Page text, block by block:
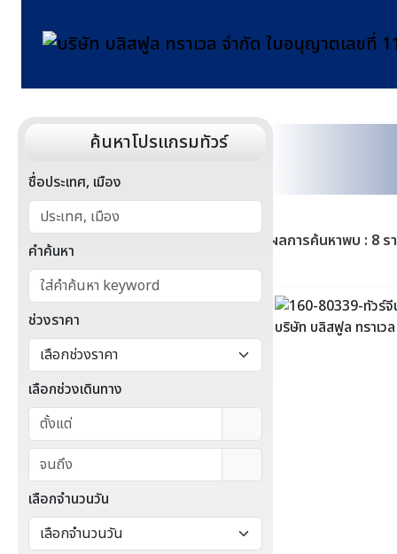
ค้นหาโปรแกรมทัวร์
ชื่อประเทศ, เมือง
คำค้นหา
ช่วงราคา
เลือกช่วงเดินทาง
เลือกจำนวนวัน
ผลการค้นหาพบ : 8 ร